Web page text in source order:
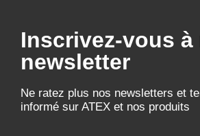
Inscrivez-vous à
newsletter
Ne ratez plus nos newsletters et
informé sur ATEX et nos produits